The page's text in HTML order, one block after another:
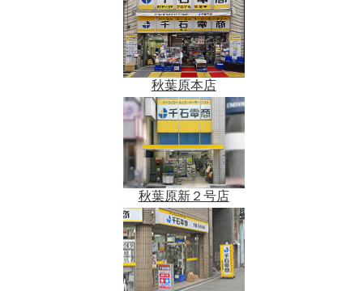
秋葉原本店
秋葉原新２号店